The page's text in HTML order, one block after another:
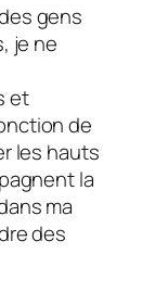
gens
je ne
et
de
les hauts
la
ma
des